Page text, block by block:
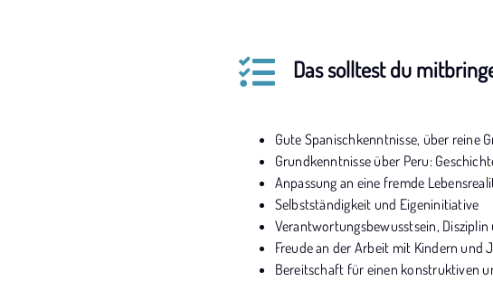
Das solltest du
Gute Spanischkenntnisse, über reine
Grundkenntnisse über Peru:
Anpassung an eine fremde
Selbstständigkeit und Eigeninitiative
Verantwortungsbewusstsein,
Freude an der Arbeit mit Kindern und
Bereitschaft für einen konstruktiven